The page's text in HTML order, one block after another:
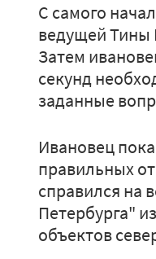
С самого
ведущей Тины
Затем
секунд
заданные
Ивановец
правильных
справился на
Петербурга"
объектов